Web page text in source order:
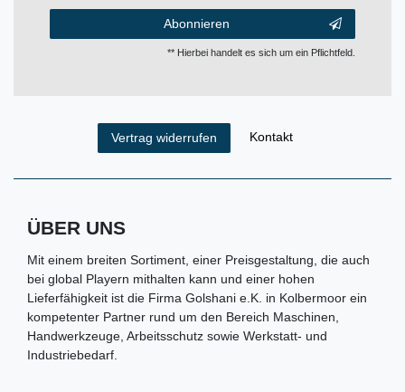
Abonnieren
** Hierbei handelt es sich um ein Pflichtfeld.
Vertrag widerrufen Kontakt
ÜBER UNS
Mit einem breiten Sortiment, einer Preisgestaltung, die auch
bei global Playern mithalten kann und einer hohen
Lieferfähigkeit ist die Firma Golshani e.K. in Kolbermoor ein
kompetenter Partner rund um den Bereich Maschinen,
Handwerkzeuge, Arbeitsschutz sowie Werkstatt- und
Industriebedarf.